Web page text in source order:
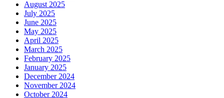
August 2025
July 2025
June 2025
May 2025
April 2025
March 2025
February 2025
January 2025
December 2024
November 2024
October 2024